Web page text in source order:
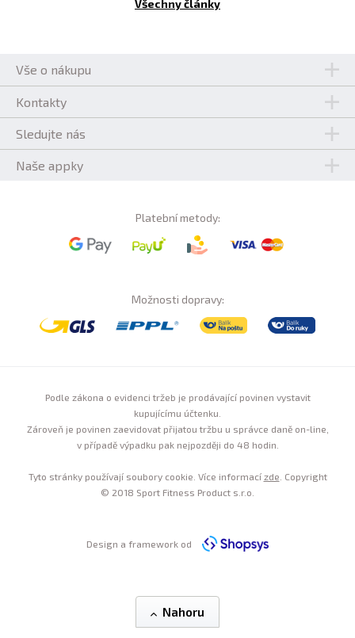
Všechny články
Vše o nákupu
Kontakty
Sledujte nás
Naše appky
Platební metody:
Možnosti dopravy:
Podle zákona o evidenci tržeb je prodávající povinen vystavit
kupujícímu účtenku.
Zároveň je povinen zaevidovat přijatou tržbu u správce daně on-line,
v případě výpadku pak nejpozději do 48 hodin.
Tyto stránky používají soubory cookie. Více informací zde . Copyright
© 2018 Sport Fitness Product s.r.o.
Design a framework od
Nahoru